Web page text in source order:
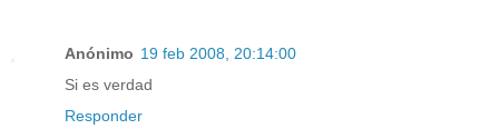
Anónimo 19 feb 2008, 20:14:00
Si es verdad
Responder